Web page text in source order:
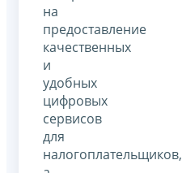
на
предоставление
качественных
и
удобных
цифровых
сервисов
для
налогоплательщиков,